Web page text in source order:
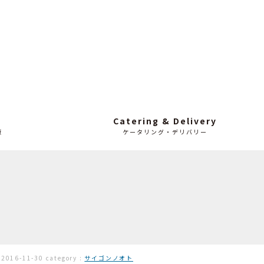
Catering & Delivery
ケータリング・デリバリー
2016-11-30 category : サイゴンノオト